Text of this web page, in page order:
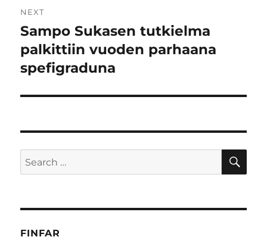
NEXT
Next
post:
Sampo Sukasen tutkielma
palkittiin vuoden parhaana
spefigraduna
Search
for:
FINFAR